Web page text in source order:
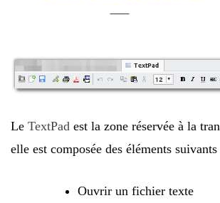
Le TextPad est la zone réservée à la
elle est composée des éléments suivants
Ouvrir un fichier texte